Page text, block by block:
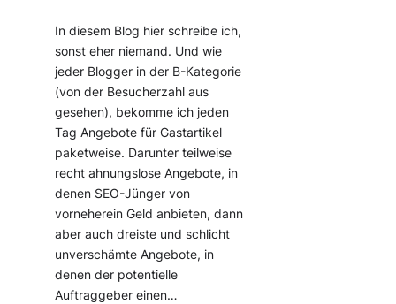
In diesem Blog hier schreibe ich,
sonst eher niemand. Und wie
jeder Blogger in der B-Kategorie
(von der Besucherzahl aus
gesehen), bekomme ich jeden
Tag Angebote für Gastartikel
paketweise. Darunter teilweise
recht ahnungslose Angebote, in
denen SEO-Jünger von
vorneherein Geld anbieten, dann
aber auch dreiste und schlicht
unverschämte Angebote, in
denen der potentielle
Auftraggeber einen…